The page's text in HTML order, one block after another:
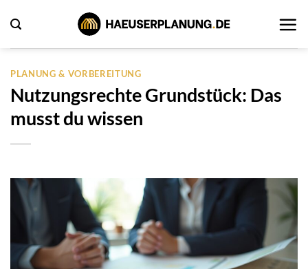
Inhalt
springen
PLANUNG & VORBEREITUNG
Nutzungsrechte Grundstück: Das
musst du wissen